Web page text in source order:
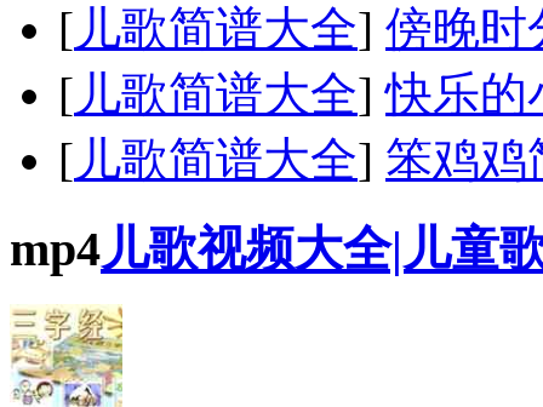
[ 儿歌简谱大全] 傍晚时
[ 儿歌简谱大全]快乐的
[ 儿歌简谱大全] 笨鸡鸡
mp4儿歌视频大全|儿童